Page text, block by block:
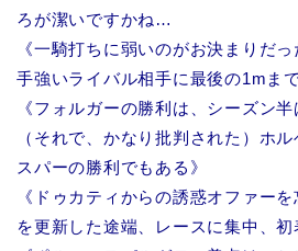
ろが潔いですかね…
《一騎打ちに弱いのがお決まりだ
手強いライバル相手に最後の1mま
《フォルガーの勝利は、シーズン
（それで、かなり批判された）ホ
スパーの勝利でもある》
《ドゥカティからの誘惑オファー
を更新した途端、レースに集中、初